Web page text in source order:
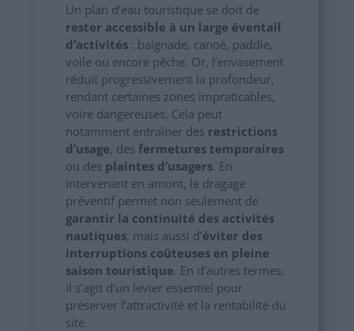
Un plan d’eau touristique se doit de
rester accessible à un large éventail
d’activités: baignade, canoë, paddle,
voile ou encore pêche. Or, l’envasement
réduit progressivement la profondeur,
rendant certaines zones impraticables,
voire dangereuses. Cela peut
notamment entraîner des restrictions
d’usage, des fermetures temporaires
ou des plaintes d’usagers. En
intervenant en amont, le dragage
préventif permet non seulement de
garantir la continuité des activités
nautiques, mais aussi d’éviter des
interruptions coûteuses en pleine
saison touristique. En d’autres termes,
il s’agit d’un levier essentiel pour
préserver l’attractivité et la rentabilité du
site.